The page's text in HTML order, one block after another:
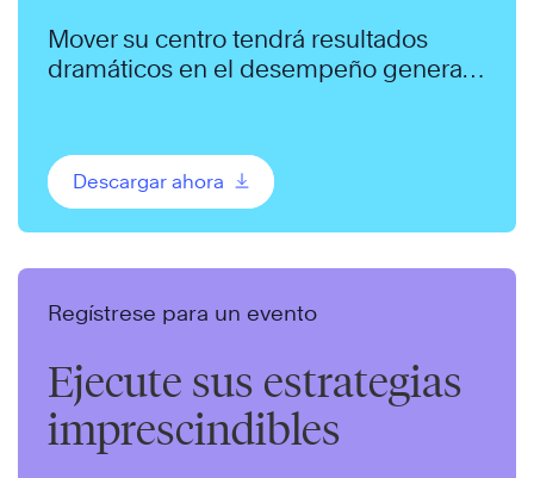
Mover su centro tendrá resultados
dramáticos en el desempeño general
Descargar ahora
Regístrese para un evento
Ejecute sus estrategias
imprescindibles